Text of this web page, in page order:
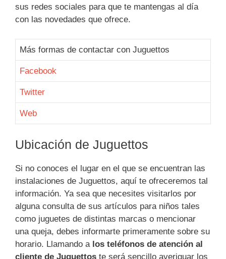
sus redes sociales para que te mantengas al día
con las novedades que ofrece.
Más formas de contactar con Juguettos
Facebook
Twitter
Web
Ubicación de Juguettos
Si no conoces el lugar en el que se encuentran las
instalaciones de Juguettos, aquí te ofreceremos tal
información. Ya sea que necesites visitarlos por
alguna consulta de sus artículos para niños tales
como juguetes de distintas marcas o mencionar
una queja, debes informarte primeramente sobre su
horario. Llamando a los teléfonos de atención al
cliente de Juguettos te será sencillo averiguar los